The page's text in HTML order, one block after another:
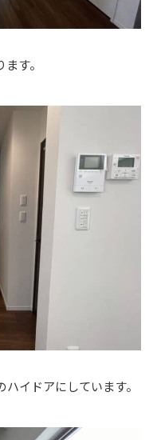
す。
イドアにしています。